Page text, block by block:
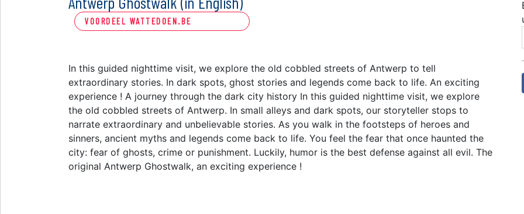
VOORDEEL WATTEDOEN.BE
In this guided nighttime visit, we explore the old cobbled streets of Antwerp to tell
extraordinary stories. In dark spots, ghost stories and legends come back to life. An exciting
experience ! A journey through the dark city history In this guided nighttime visit, we explore
the old cobbled streets of Antwerp. In small alleys and dark spots, our storyteller stops to
narrate extraordinary and unbelievable stories. As you walk in the footsteps of heroes and
sinners, ancient myths and legends come back to life. You feel the fear that once haunted the
city: fear of ghosts, crime or punishment. Luckily, humor is the best defense against all evil. The
original Antwerp Ghostwalk, an exciting experience !